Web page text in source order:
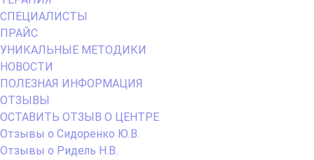
СПЕЦИАЛИСТЫ
ПРАЙС
УНИКАЛЬНЫЕ МЕТОДИКИ
НОВОСТИ
ПОЛЕЗНАЯ ИНФОРМАЦИЯ
ОТЗЫВЫ
ОСТАВИТЬ ОТЗЫВ О ЦЕНТРЕ
Отзывы о Сидоренко Ю.В.
Отзывы о Ридель Н.В.